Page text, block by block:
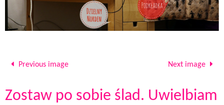
Previous image Next image
Zostaw po sobie ślad. Uwielbiam